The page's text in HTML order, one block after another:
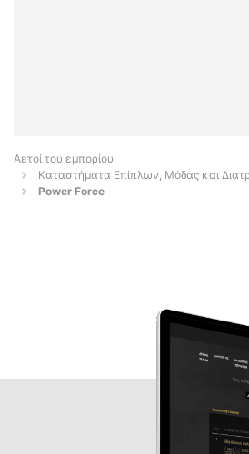
Αετοί του εμπορίου
Καταστήματα Επίπλων, Μόδας και
Power Force